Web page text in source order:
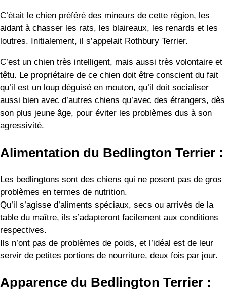
C’était le chien préféré des mineurs de cette région, les
aidant à chasser les rats, les blaireaux, les renards et les
loutres. Initialement, il s’appelait Rothbury Terrier.
C’est un chien très intelligent, mais aussi très volontaire et
têtu. Le propriétaire de ce chien doit être conscient du fait
qu’il est un loup déguisé en mouton, qu’il doit socialiser
aussi bien avec d’autres chiens qu’avec des étrangers, dès
son plus jeune âge, pour éviter les problèmes dus à son
agressivité.
Alimentation du Bedlington Terrier :
Les bedlingtons sont des chiens qui ne posent pas de gros
problèmes en termes de nutrition.
Qu’il s’agisse d’aliments spéciaux, secs ou arrivés de la
table du maître, ils s’adapteront facilement aux conditions
respectives.
Ils n’ont pas de problèmes de poids, et l’idéal est de leur
servir de petites portions de nourriture, deux fois par jour.
Apparence du Bedlington Terrier :